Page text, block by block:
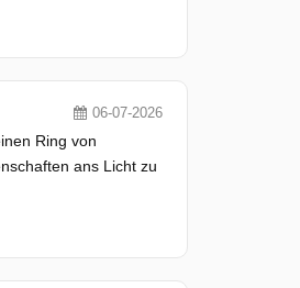
06-07-2026
Ring von
ans Licht zu